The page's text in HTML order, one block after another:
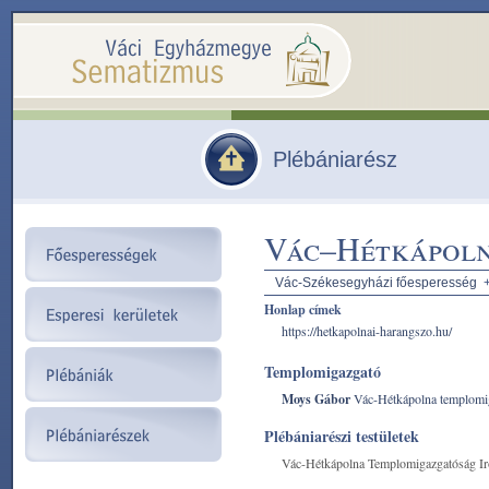
Plébániarész
Vác-Székesegyházi főesperesség
Honlap címek
https://hetkapolnai-harangszo.hu/
Templomigazgató
Moys GáborVác-Hétkápolna
Plébániarészi testületek
Vác-Hétkápolna Templomigazgatóság